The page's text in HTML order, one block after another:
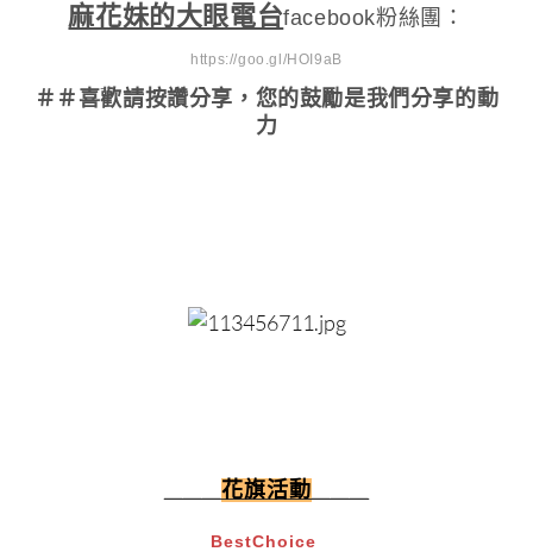
麻花妹的大眼電台facebook粉絲團：
https://goo.gl/HOI9aB
＃＃喜歡請按讚分享 ，您的鼓勵是我們分享的動
力
花旗活動
BestChoice